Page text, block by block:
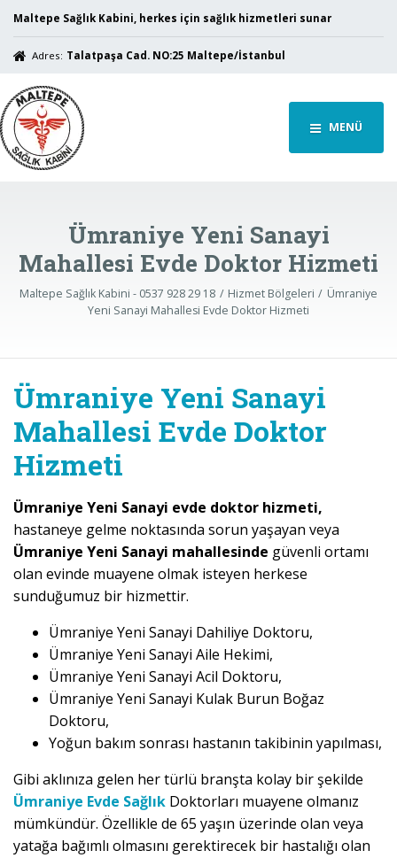
Maltepe Sağlık Kabini, herkes için sağlık hizmetleri sunar
Adres: Talatpaşa Cad. NO:25 Maltepe/İstanbul
MENÜ
Ümraniye Yeni Sanayi
Mahallesi Evde Doktor Hizmeti
Maltepe Sağlık Kabini - 0537 928 29 18 Hizmet Bölgeleri
Ümraniye
Yeni Sanayi Mahallesi Evde Doktor Hizmeti
Ümraniye Yeni Sanayi
Mahallesi Evde Doktor
Hizmeti
Ümraniye Yeni Sanayi evde doktor hizmeti,
hastaneye gelme noktasında sorun yaşayan veya
Ümraniye Yeni Sanayi mahallesinde güvenli ortamı
olan evinde muayene olmak isteyen herkese
sunduğumuz bir hizmettir.
Ümraniye Yeni Sanayi Dahiliye Doktoru,
Ümraniye Yeni Sanayi Aile Hekimi,
Ümraniye Yeni Sanayi Acil Doktoru,
Ümraniye Yeni Sanayi Kulak Burun Boğaz
Doktoru,
Yoğun bakım sonrası hastanın takibinin yapılması,
Gibi aklınıza gelen her türlü branşta kolay bir şekilde
Ümraniye Evde Sağlık Doktorları muayene olmanız
mümkündür. Özellikle de 65 yaşın üzerinde olan veya
yatağa bağımlı olmasını gerektirecek bir hastalığı olan